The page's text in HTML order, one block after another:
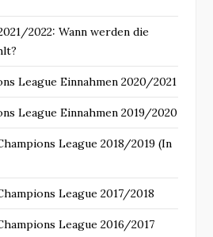
2022: Wann werden die
League Einnahmen 2020/2021
League Einnahmen 2019/2020
League 2018/2019 (In
League 2017/2018
League 2016/2017